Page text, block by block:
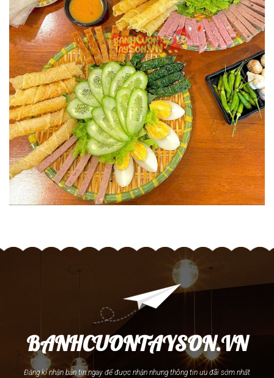
BANHCUONTAYSON.VN
Đăng kí nhận bản tin ngay để được nhận nhưng thông tin ưu đãi sớm nhất